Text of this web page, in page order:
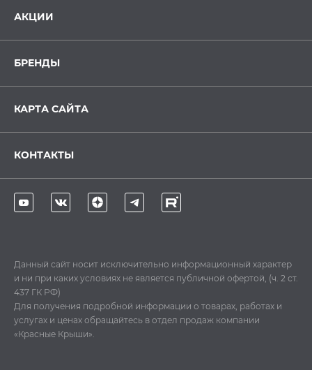
АКЦИИ
БРЕНДЫ
КАРТА САЙТА
КОНТАКТЫ
Данный сайт носит исключительно информационный характер
и ни при каких условиях не является публичной офертой, (ч. 2 ст.
437 ГК РФ)
Для получения подробной информации о товарах, работах и
услугах и ценах обращайтесь в отдел продаж компании
«Красные Крыши».